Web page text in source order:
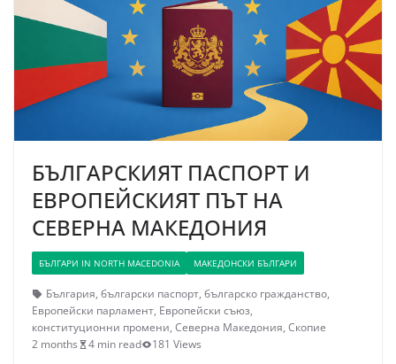
БЪЛГАРСКИЯТ ПАСПОРТ И
ЕВРОПЕЙСКИЯТ ПЪТ НА
СЕВЕРНА МАКЕДОНИЯ
БЪЛГАРИ IN NORTH MACEDONIA МАКЕДОНСКИ БЪЛГАРИ
България, български паспорт, българско гражданство,
Европейски парламент, Европейски съюз,
конституционни промени, Северна Македония, Скопие
2 months
4 min read 181 Views